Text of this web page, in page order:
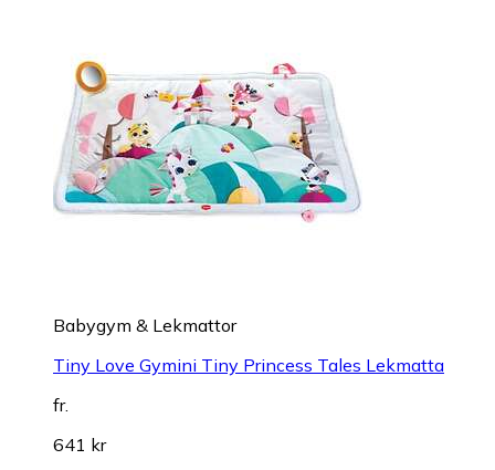
Babygym & Lekmattor
Tiny Love Gymini Tiny Princess Tales Lekmatta
fr.
641 kr